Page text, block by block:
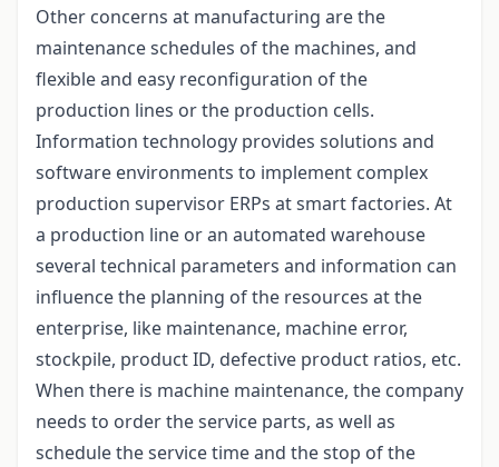
Other concerns at manufacturing are the
maintenance schedules of the machines, and
flexible and easy reconfiguration of the
production lines or the production cells.
Information technology provides solutions and
software environments to implement complex
production supervisor ERPs at smart factories. At
a production line or an automated warehouse
several technical parameters and information can
influence the planning of the resources at the
enterprise, like maintenance, machine error,
stockpile, product ID, defective product ratios, etc.
When there is machine maintenance, the company
needs to order the service parts, as well as
schedule the service time and the stop of the